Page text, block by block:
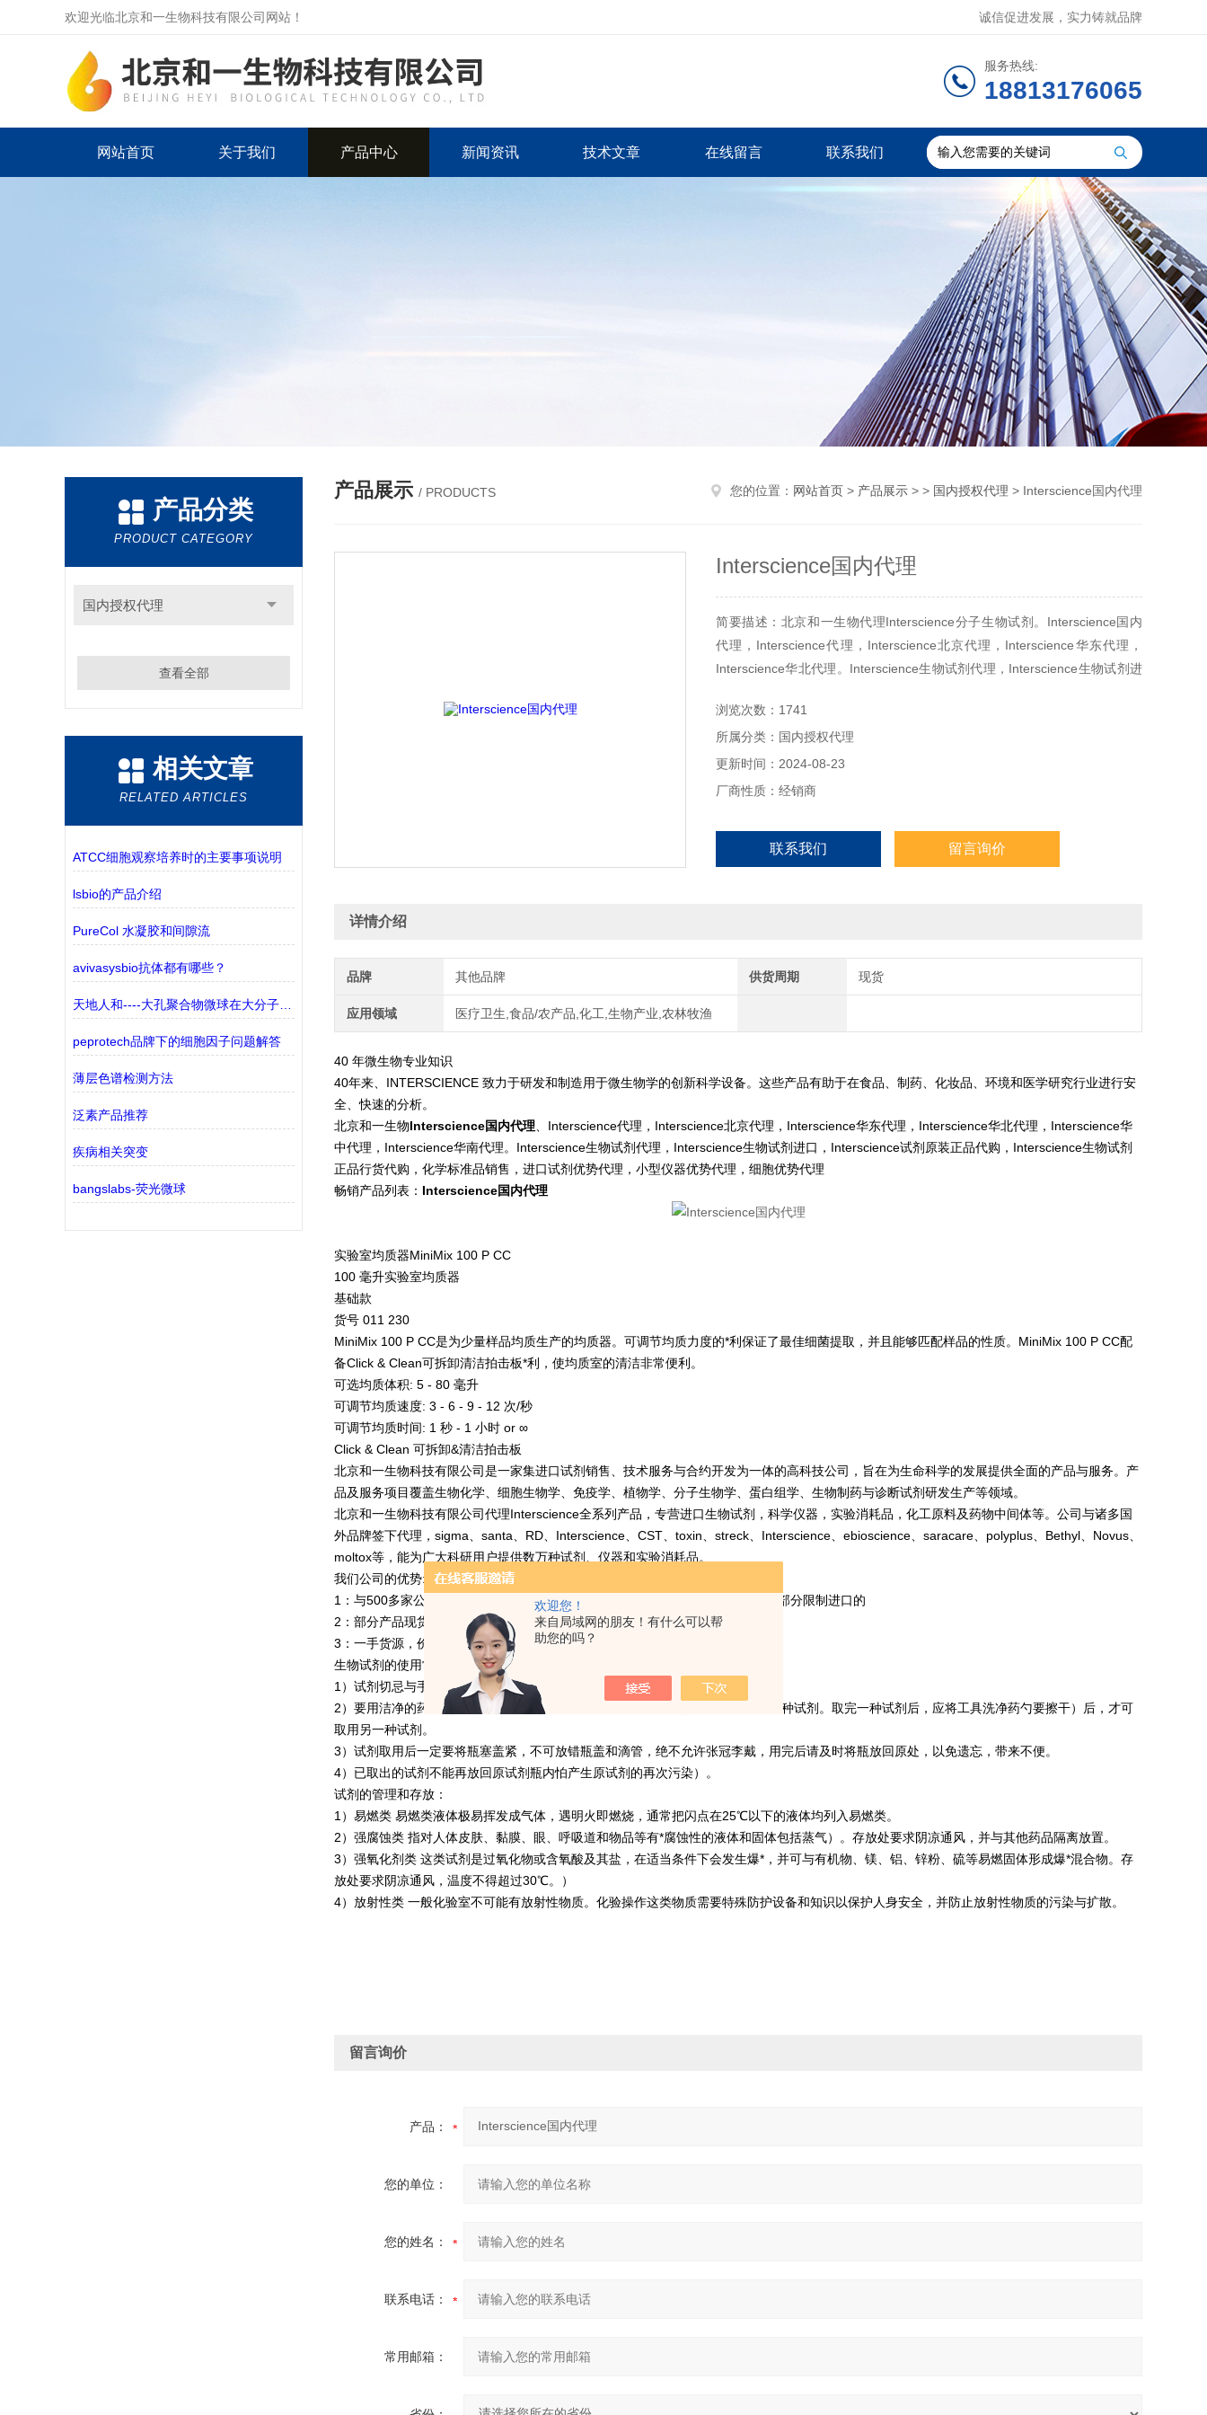
欢迎您！
来自局域网的朋友！有什么可以帮
助您的吗？
欢迎光临北京和一生物科技有限公司网站！ 诚信促进发展，实力铸就品牌
服务热线:
18813176065
网站首页 关于我们 产品中心 新闻资讯 技术文章 在线留言 联系我们
产品分类
PRODUCT CATEGORY
国内授权代理
查看全部
相关文章
RELATED ARTICLES
ATCC细胞观察培养时的主要事项说明
lsbio的产品介绍
PureCol 水凝胶和间隙流
avivasysbio抗体都有哪些？
天地人和----大孔聚合物微球在大分子纯化中的应用
peprotech品牌下的细胞因子问题解答
薄层色谱检测方法
泛素产品推荐
疾病相关突变
bangslabs-荧光微球
产品展示 / PRODUCTS 您的位置： 网站首页 > 产品展示 > > 国内授权代理 > Interscience国内代理
Interscience国内代理
简要描述：北京和一生物代理Interscience分子生物试剂。Interscience国内
代理，Interscience代理，Interscience北京代理，Interscience华东代理，
Interscience华北代理。Interscience生物试剂代理，Interscience生物试剂进
浏览次数：1741
所属分类：国内授权代理
更新时间：2024-08-23
厂商性质：经销商
联系我们 留言询价
详情介绍
品牌 其他品牌 供货周期 现货
应用领域 医疗卫生,食品/农产品,化工,生物产业,农林牧渔
40 年微生物专业知识
40年来、INTERSCIENCE 致力于研发和制造用于微生物学的创新科学设备。这些产品有助于在食品、制药、化妆品、环境和医学研究行业进行安
全、快速的分析。
北京和一生物Interscience国内代理 、Interscience代理，Interscience北京代理，Interscience华东代理，Interscience华北代理，Interscience华
中代理，Interscience华南代理。Interscience生物试剂代理，Interscience生物试剂进口，Interscience试剂原装正品代购，Interscience生物试剂
正品行货代购，化学标准品销售，进口试剂优势代理，小型仪器优势代理，细胞优势代理
畅销产品列表： Interscience国内代理
实验室均质器MiniMix 100 P CC
100 毫升实验室均质器
基础款
货号 011 230
MiniMix 100 P CC是为少量样品均质生产的均质器。可调节均质力度的*利保证了最佳细菌提取，并且能够匹配样品的性质。MiniMix 100 P CC配
备Click & Clean可拆卸清洁拍击板*利，使均质室的清洁非常便利。
可选均质体积: 5 - 80 毫升
可调节均质速度: 3 - 6 - 9 - 12 次/秒
可调节均质时间: 1 秒 - 1 小时 or ∞
Click & Clean 可拆卸&清洁拍击板
北京和一生物科技有限公司是一家集进口试剂销售、技术服务与合约开发为一体的高科技公司，旨在为生命科学的发展提供全面的产品与服务。产
品及服务项目覆盖生物化学、细胞生物学、免疫学、植物学、分子生物学、蛋白组学、生物制药与诊断试剂研发生产等领域。
北京和一生物科技有限公司代理Interscience全系列产品，专营进口生物试剂，科学仪器，实验消耗品，化工原料及药物中间体等。公司与诸多国
外品牌签下代理，sigma、santa、RD、Interscience、CST、toxin、streck、Interscience、ebioscience、saracare、polyplus、Bethyl、Novus、
moltox等，能为广大科研用户提供数万种试剂、仪器和实验消耗品。
我们公司的优势:
1：与500多家公司合作，基本什么品牌都能进口，包括血清，抗体，耗材，还有部分限制进口的
2：部分产品现货，物流稳定
3：一手货源，价格价格优，售后齐全，欢迎新老客户咨询订购
生物试剂的使用常识：
1）试剂切忌与手接触有些试剂有强腐蚀性、等特性）。
2）要用洁净的药勺，量筒或滴管取用试剂，不允许用同一种工具同时连续取用多种试剂。取完一种试剂后，应将工具洗净药勺要擦干）后，才可
取用另一种试剂。
3）试剂取用后一定要将瓶塞盖紧，不可放错瓶盖和滴管，绝不允许张冠李戴，用完后请及时将瓶放回原处，以免遗忘，带来不便。
4）已取出的试剂不能再放回原试剂瓶内怕产生原试剂的再次污染）。
试剂的管理和存放：
1）易燃类 易燃类液体极易挥发成气体，遇明火即燃烧，通常把闪点在25℃以下的液体均列入易燃类。
2）强腐蚀类 指对人体皮肤、黏膜、眼、呼吸道和物品等有*腐蚀性的液体和固体包括蒸气）。存放处要求阴凉通风，并与其他药品隔离放置。
3）强氧化剂类 这类试剂是过氧化物或含氧酸及其盐，在适当条件下会发生爆*，并可与有机物、镁、铝、锌粉、硫等易燃固体形成爆*混合物。存
放处要求阴凉通风，温度不得超过30℃。）
4）放射性类 一般化验室不可能有放射性物质。化验操作这类物质需要特殊防护设备和知识以保护人身安全，并防止放射性物质的污染与扩散。
留言询价
产品：
您的单位：
您的姓名：
联系电话：
常用邮箱：